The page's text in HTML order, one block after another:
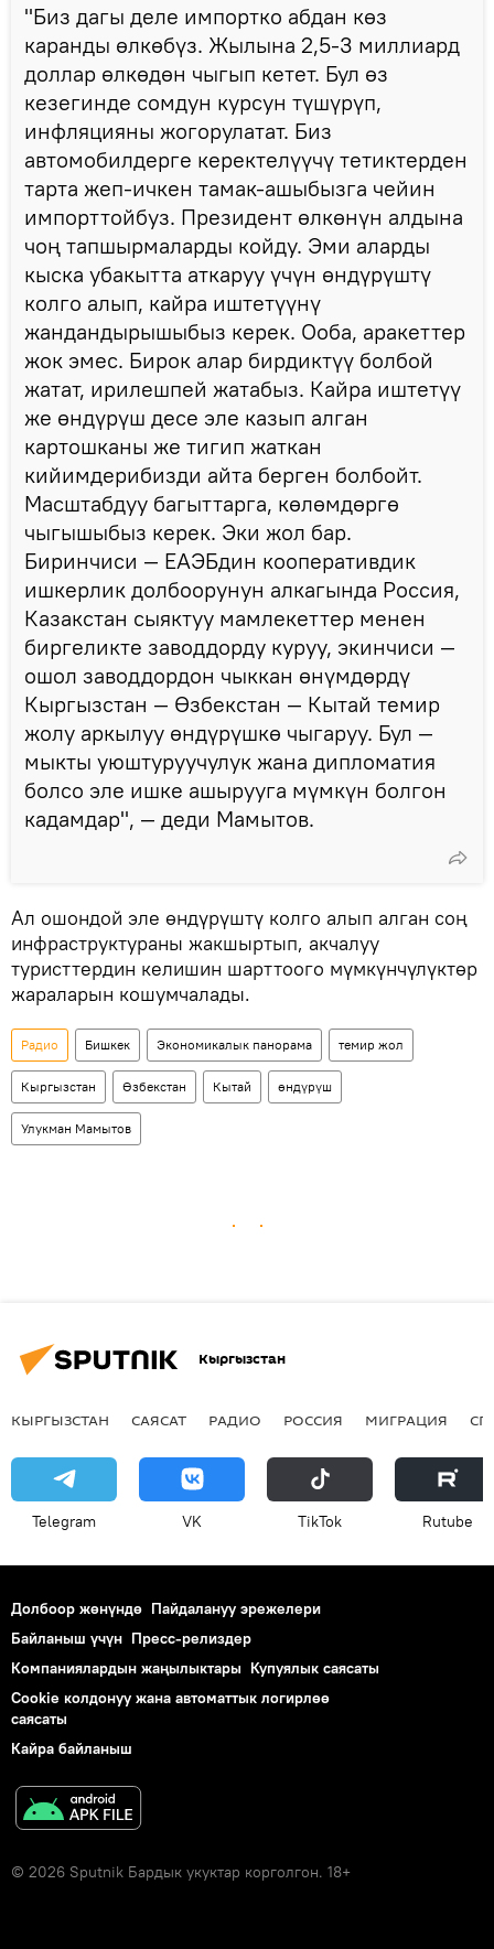
"Биз дагы деле импортко абдан көз
каранды өлкөбүз. Жылына 2,5-3 миллиард
доллар өлкөдөн чыгып кетет. Бул өз
кезегинде сомдун курсун түшүрүп,
инфляцияны жогорулатат. Биз
автомобилдерге керектелүүчү тетиктерден
тарта жеп-ичкен тамак-ашыбызга чейин
импорттойбуз. Президент өлкөнүн алдына
чоң тапшырмаларды койду. Эми аларды
кыска убакытта аткаруу үчүн өндүрүштү
колго алып, кайра иштетүүнү
жандандырышыбыз керек. Ооба, аракеттер
жок эмес. Бирок алар бирдиктүү болбой
жатат, ирилешпей жатабыз. Кайра иштетүү
же өндүрүш десе эле казып алган
картошканы же тигип жаткан
кийимдерибизди айта берген болбойт.
Масштабдуу багыттарга, көлөмдөргө
чыгышыбыз керек. Эки жол бар.
Биринчиси — ЕАЭБдин кооперативдик
ишкерлик долбоорунун алкагында Россия,
Казакстан сыяктуу мамлекеттер менен
биргеликте заводдорду куруу, экинчиси —
ошол заводдордон чыккан өнүмдөрдү
Кыргызстан — Өзбекстан — Кытай темир
жолу аркылуу өндүрүшкө чыгаруу. Бул —
мыкты уюштуруучулук жана дипломатия
болсо эле ишке ашырууга мүмкүн болгон
кадамдар", — деди Мамытов.
Ал ошондой эле өндүрүштү колго алып алган соң
инфраструктураны жакшыртып, акчалуу
туристтердин келишин шарттоого мүмкүнчүлүктөр
жараларын кошумчалады.
Радио Бишкек Экономикалык панорама темир жол
Кыргызстан Өзбекстан Кытай өндүрүш
Улукман Мамытов
Кыргызстан
КЫРГЫЗСТАН САЯСАТ РАДИО РОССИЯ МИГРАЦИЯ
Telegram VK ТikТоk Rutube
Долбоор жөнүндө Пайдалануу эрежелери
Байланыш үчүн Пресс-релиздер
Компаниялардын жаңылыктары Купуялык саясаты
Cookie колдонуу жана автоматтык логирлөө
саясаты
Кайра байланыш
© 2026 Sputnik Бардык укуктар корголгон. 18+